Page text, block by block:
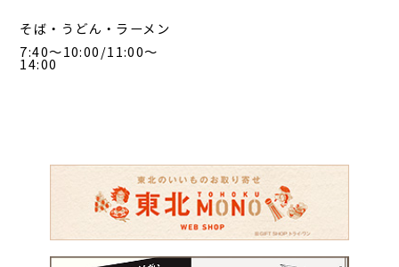
そば・うどん・ラーメン
7:40～10:00/11:00～
14:00